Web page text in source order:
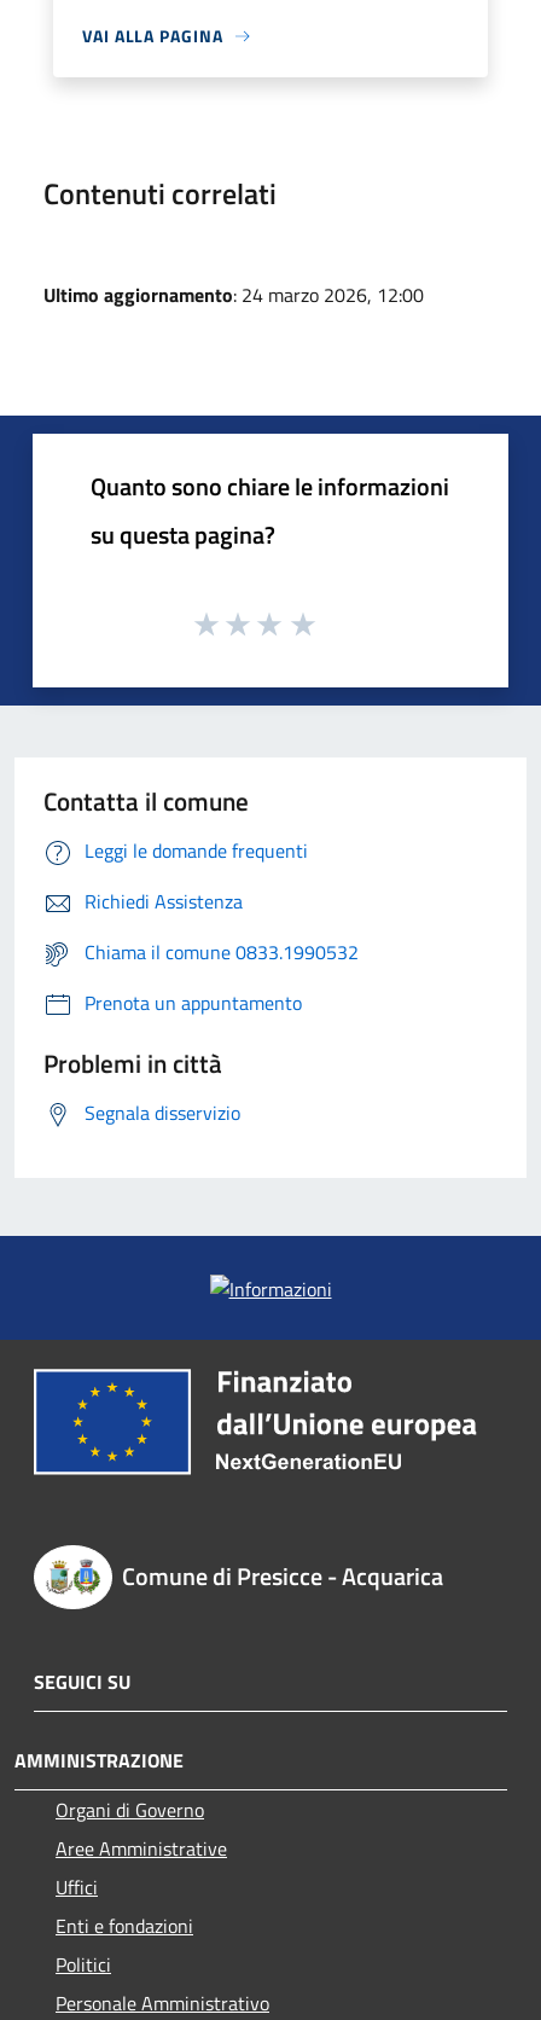
VAI ALLA PAGINA
Contenuti correlati
Ultimo aggiornamento: 24 marzo 2026, 12:00
Quanto sono chiare le informazioni
su questa pagina?
Contatta il comune
Leggi le domande frequenti
Richiedi Assistenza
Chiama il comune 0833.1990532
Prenota un appuntamento
Problemi in città
Segnala disservizio
Comune di Presicce - Acquarica
SEGUICI SU
AMMINISTRAZIONE
Organi di Governo
Aree Amministrative
Uffici
Enti e fondazioni
Politici
Personale Amministrativo